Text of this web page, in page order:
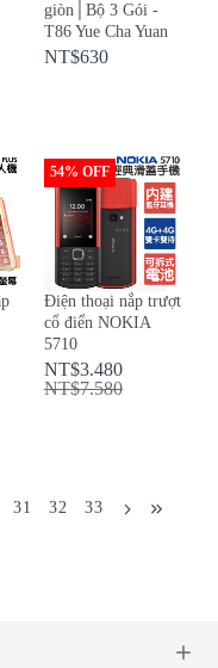
giòn│Bộ 3 Gói -
T86 Yue Cha Yuan
NT$630
54% OFF
Điện thoại nắp trượt
cổ điển NOKIA
5710
NT$3.480
NT$7.580
31 32 33